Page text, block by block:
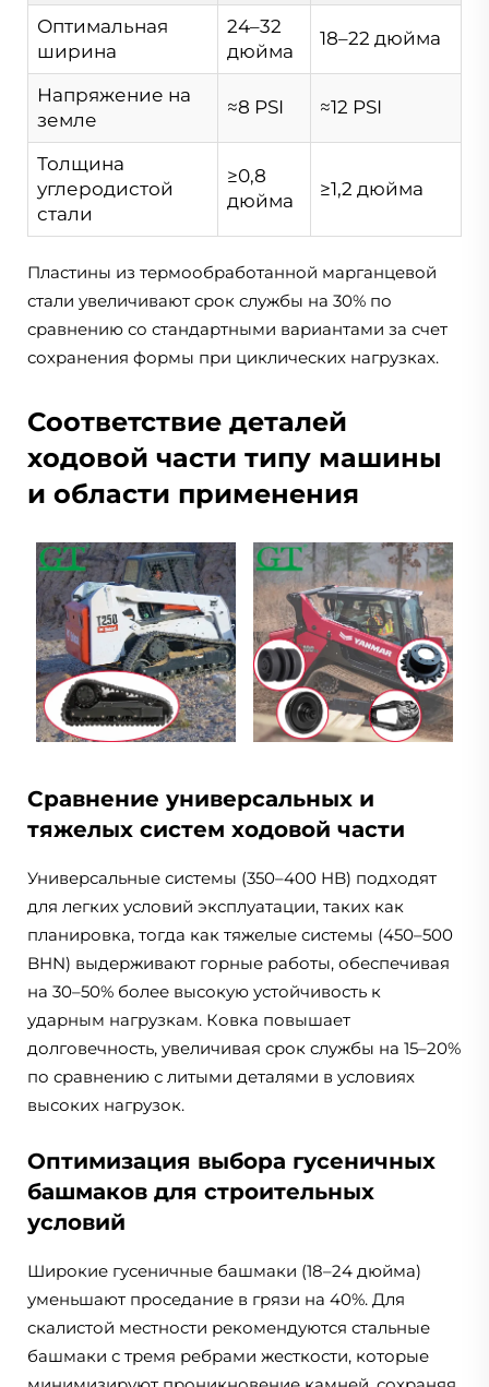
Оптимальная
ширина
24–32
дюйма
18–22 дюйма
Напряжение на
земле
≈8 PSI ≈12 PSI
Толщина
углеродистой
стали
≥0,8
дюйма
≥1,2 дюйма
Пластины из термообработанной марганцевой
стали увеличивают срок службы на 30% по
сравнению со стандартными вариантами за счет
сохранения формы при циклических нагрузках.
Соответствие деталей
ходовой части типу машины
и области применения
Сравнение универсальных и
тяжелых систем ходовой части
Универсальные системы (350–400 HB) подходят
для легких условий эксплуатации, таких как
планировка, тогда как тяжелые системы (450–500
BHN) выдерживают горные работы, обеспечивая
на 30–50% более высокую устойчивость к
ударным нагрузкам. Ковка повышает
долговечность, увеличивая срок службы на 15–20%
по сравнению с литыми деталями в условиях
высоких нагрузок.
Оптимизация выбора гусеничных
башмаков для строительных
условий
Широкие гусеничные башмаки (18–24 дюйма)
уменьшают проседание в грязи на 40%. Для
скалистой местности рекомендуются стальные
башмаки с тремя ребрами жесткости, которые